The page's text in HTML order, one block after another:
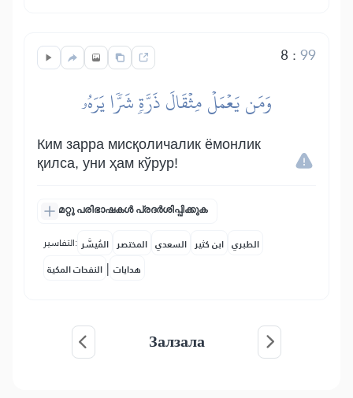
8 :99
وَمَن يَعۡمَلۡ مِثۡقَالَ ذَرَّةٖ شَرّٗا يَرَهُۥ
Ким зарра мисқоличалик ёмонлик
қилса, уни ҳам кўрур!
മറ്റു പരിഭാഷകൾ പ്രദർശിപ്പിക്കുക
التفاسير: المُيسَّر المختصر السعدي ابن كثير الطبري
النفحات المكية | هدايات
Залзала